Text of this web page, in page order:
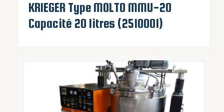
KRIEGER Type MOLTO MMU-20
Capacité 20 litres (2510001)